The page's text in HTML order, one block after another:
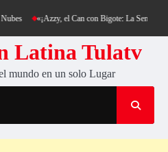
«¡Azzy, el Can con Bigote: La Sensación
Latina Tulatv
mundo en un solo Lugar